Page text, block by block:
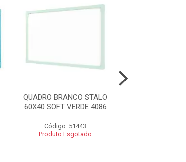
QUADRO BRANCO STALO
60X40 SOFT VERDE 4086
Código: 51443
Produto Esgotado